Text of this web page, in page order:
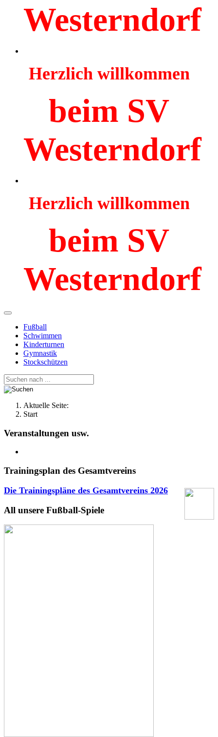
Westerndorf
Herzlich willkommen
beim SV
Westerndorf
Herzlich willkommen
beim SV
Westerndorf
Fußball
Schwimmen
Kinderturnen
Gymnastik
Stockschützen
Aktuelle Seite:
Start
Veranstaltungen usw.
Trainingsplan des Gesamtvereins
Die Trainingspläne des Gesamtvereins 2026
All unsere Fußball-Spiele